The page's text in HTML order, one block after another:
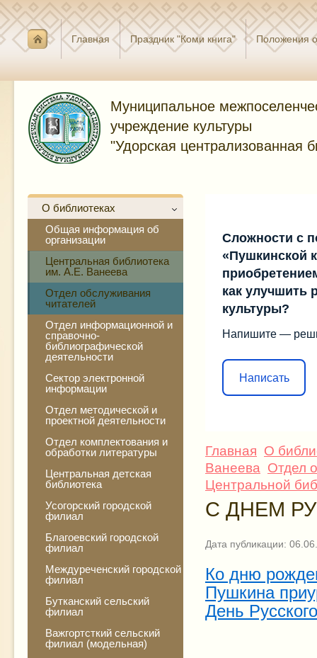
Главная Праздник "Коми книга" Положения
Муниципальное
учреждение культуры
"Удорская централизованная
О библиотеках
Общая информация об
организации
Центральная библиотека
им. А.Е. Ванеева
Отдел обслуживания
читателей
Отдел информационной и
справочно-
библиографической
деятельности
Сектор электронной
информации
Отдел методической и
проектной деятельности
Отдел комплектования и
обработки литературы
Центральная детская
библиотека
Усогорский городской
филиал
Благоевский городской
филиал
Междуреченский городской
филиал
Бутканский сельский
филиал
Важгортсткий сельский
филиал (модельная)
Сложности с
«Пушкинской
как улучшить
культуры?
Напишите —
Написать
Главная О
Ванеева Отдел
Центральной
С ДНЕМ
Дата публикации:
Ко дню
Пушкина
День